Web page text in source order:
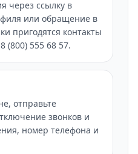
через ссылку в
или обращение в
пригодятся контакты
(800) 555 68 57.
отправьте
звонков и
номер телефона и